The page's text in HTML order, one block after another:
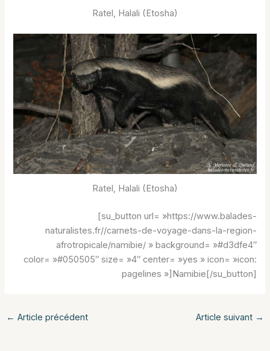
Ratel, Halali (Etosha)
Ratel, Halali (Etosha)
[su_button url= »https://www.balades-
naturalistes.fr//carnets-de-voyage-dans-la-region-
afrotropicale/namibie/ » background= »#d3dfe4″
color= »#050505″ size= »4″ center= »yes » icon= »icon:
pagelines »]Namibie[/su_button]
← Article précédent Article suivant →